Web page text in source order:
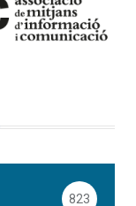
823